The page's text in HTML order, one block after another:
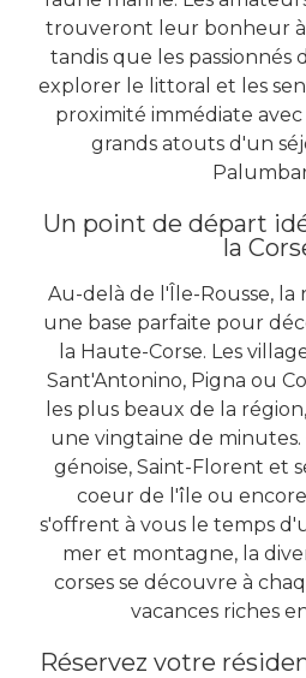
trouveront leur bonheur
tandis que les
explorer le littoral et les
proximité immédiate
grands atouts d'un
Un point de départ
la
Au-delà de l'Île-Rousse, la
une base parfaite pour
la Haute-Corse. Les
Sant'Antonino, Pigna ou
les plus beaux de la
une vingtaine de minutes.
génoise, Saint-Florent et
coeur de l'île ou
s'offrent à vous le temps
mer et montagne, la
corses se découvre à
vacances riches
Réservez votre